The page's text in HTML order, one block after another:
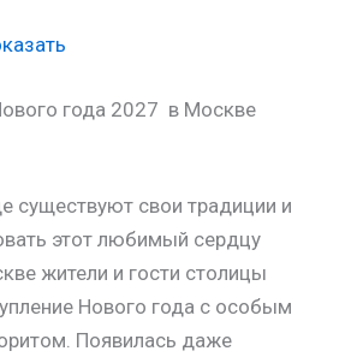
года 2027 в Москве
существуют свои традиции и
этот любимый сердцу
жители и гости столицы
Нового года с особым
Появилась даже